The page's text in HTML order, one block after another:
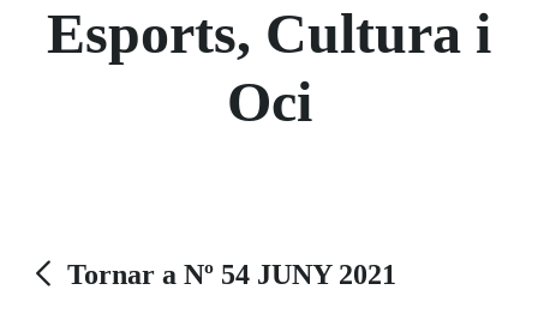
Esports, Cultura i
Oci
Tornar a Nº 54 JUNY 2021